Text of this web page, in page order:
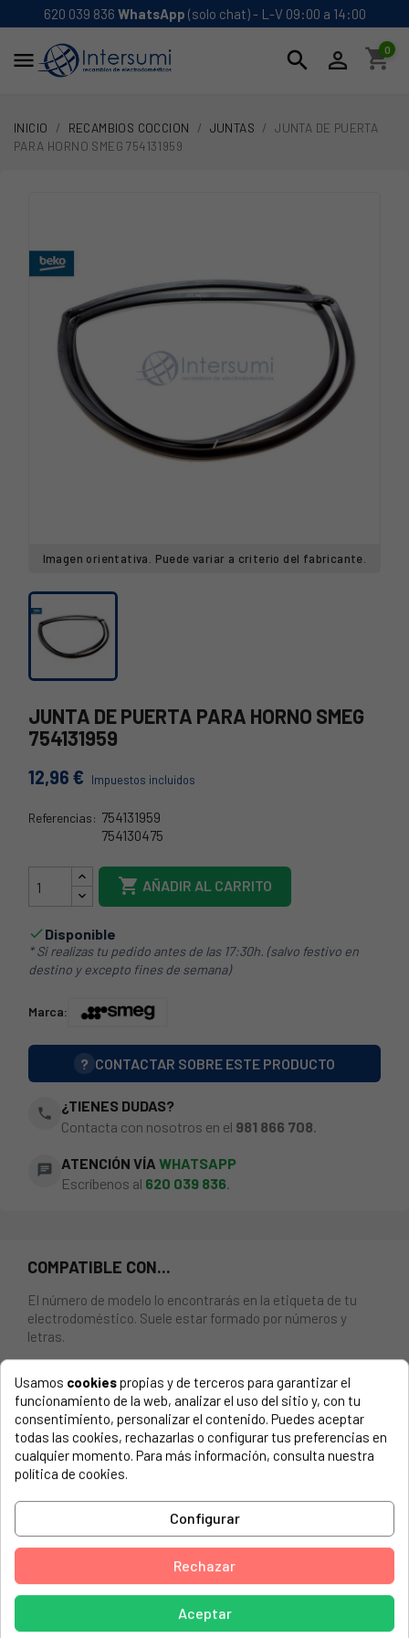
620 039 836 WhatsApp (solo chat) - L-V 09:00 a 14:00
 search  shopping_cart
0
INICIO RECAMBIOS COCCION JUNTAS
JUNTA DE PUERTA
PARA HORNO SMEG 754131959
Imagen orientativa. Puede variar a criterio del fabricante.
JUNTA DE PUERTA PARA HORNO SMEG
754131959
12,96 € Impuestos incluidos
Referencias: 754131959
754130475
 AÑADIR AL CARRITO
Disponible
* Si realizas tu pedido antes de las 17:30h. (salvo festivo en
destino y excepto fines de semana)
Marca:
? CONTACTAR SOBRE ESTE PRODUCTO
phone
¿TIENES DUDAS?
Contacta con nosotros en el 981 866 708
chat ATENCIÓN VÍA WHATSAPP
Escríbenos al 620 039 836.
COMPATIBLE CON...
El número de modelo lo encontrarás en la etiqueta de tu
electrodoméstico. Suele estar formado por números y
letras.
JUNTA DE LA PUERTA PARA HORNO SMEG 754130475 -
754131959
SMEG, A1-5
SMEG, ALFA 13 2 X
SMEG, S709X-7
Usamos cookiespropias y de terceros para garantizar el
funcionamiento de la web, analizar el uso del sitio y, con tu
consentimiento, personalizar el contenido. Puedes aceptar
todas las cookies, rechazarlas o configurar tus preferencias en
cualquier momento. Para más información, consulta nuestra
política de cookies.
Configurar
Rechazar
Aceptar